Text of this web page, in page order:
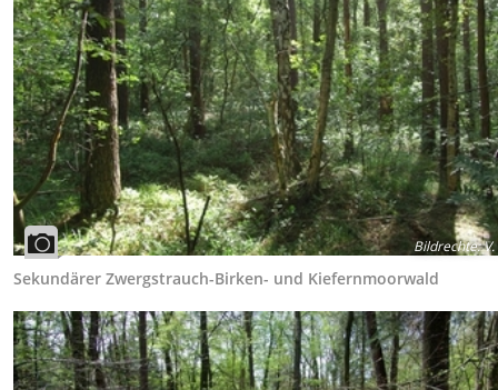
Bildrechte:V.
Sekundärer Zwergstrauch-Birken- und Kiefernmoorwald